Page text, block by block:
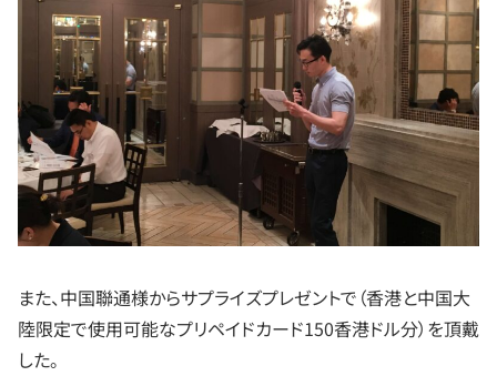
また、中国聯通様からサプライズプレゼントで（香港と中国大
陸限定で使用可能なプリペイドカード150香港ドル分）を頂戴
した。